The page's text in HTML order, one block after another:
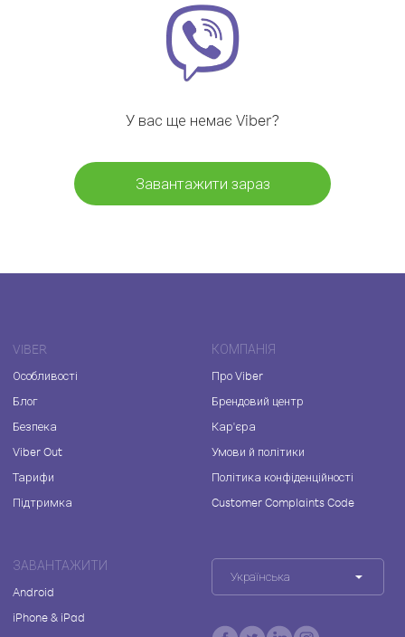
У вас ще немає Viber?
Завантажити зараз
VIBER
Особливості
Блог
Безпека
Viber Out
Тарифи
Підтримка
КОМПАНІЯ
Про Viber
Брендовий центр
Кар'єра
Умови й політики
Політика конфіденційності
Customer Complaints Code
ЗАВАНТАЖИТИ
Android
iPhone & iPad
Українська